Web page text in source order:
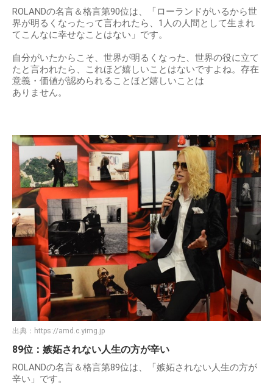
ROLANDの名言＆格言第90位は、「ローランドがいるから世
界が明るくなったって言われたら、1人の人間として生まれ
てこんなに幸せなことはない」です。
自分がいたからこそ、世界が明るくなった、世界の役に立て
たと言われたら、これほど嬉しいことはないですよね。存在
意義・価値が認められることほど嬉しいことは
ありません。
出典： https://amd.c.yimg.jp
89位：嫉妬されない人生の方が辛い
ROLANDの名言＆格言第89位は、「嫉妬されない人生の方が
辛い」です。